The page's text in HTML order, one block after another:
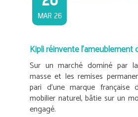
MAR 26
Kipli réinvente l’ameublement
Sur un marché dominé par
masse et les remises
pari d’une marque
mobilier naturel, bâtie sur un
engagé.